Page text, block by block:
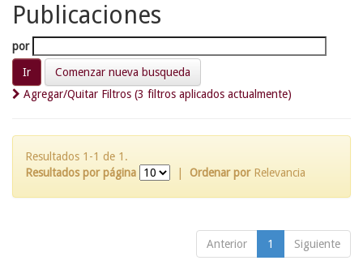
Publicaciones
por
Comenzar nueva busqueda
Agregar/Quitar Filtros (3 filtros aplicados actualmente)
Resultados 1-1 de 1.
Resultados por página
Ordenar por Relevancia
Anterior 1 Siguiente